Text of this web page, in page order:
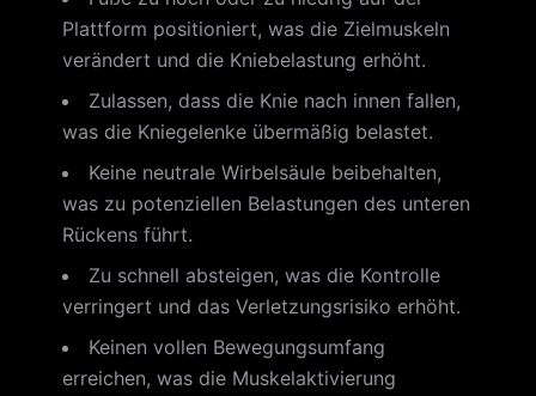
Plattform positioniert, was die Zielmuskeln
verändert und die Kniebelastung erhöht.
Zulassen, dass die Knie nach innen fallen,
was die Kniegelenke übermäßig belastet.
Keine neutrale Wirbelsäule beibehalten,
was zu potenziellen Belastungen des unteren
Rückens führt.
Zu schnell absteigen, was die Kontrolle
verringert und das Verletzungsrisiko erhöht.
Keinen vollen Bewegungsumfang
erreichen, was die Muskelaktivierung